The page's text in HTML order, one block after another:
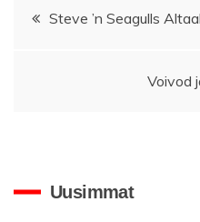
Artikkelien
Steve ’n Seagulls
Voivod
Uusimmat